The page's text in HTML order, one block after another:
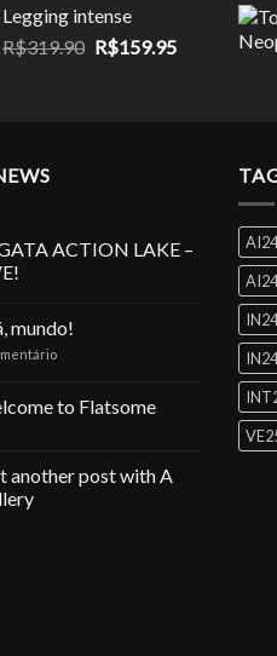
R$143.90
através
Legging intense
R$319.90 O
R$159.95O
ACTION LAKE –
mundo!
to Flatsome
another post with A